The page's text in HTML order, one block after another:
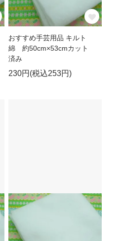
おすすめ手芸用品 キルト
綿 約50cm×53cmカット
済み
230円(税込253円)